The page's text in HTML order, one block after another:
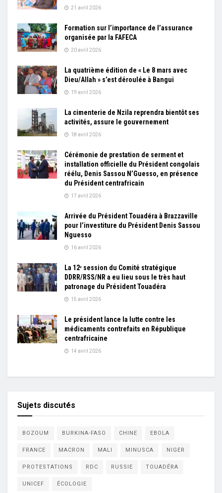
21 avril 2026
Formation sur l’importance de l’assurance
organisée par la FAFECA
20 avril 2026
La quatrième édition de « Le 8 mars avec
Dieu/Allah » s’est déroulée à Bangui
19 avril 2026
La cimenterie de Nzila reprendra bientôt ses
activités, assure le gouvernement
18 avril 2026
Cérémonie de prestation de serment et
installation officielle du Président congolais
réélu, Denis Sassou N’Guesso, en présence
du Président centrafricain
17 avril 2026
Arrivée du Président Touadéra à Brazzaville
pour l’investiture du Président Denis Sassou
Nguesso
16 avril 2026
La 12ᵉ session du Comité stratégique
DDRR/RSS/NR a eu lieu sous le très haut
patronage du Président Touadéra
15 avril 2026
Le président lance la lutte contre les
médicaments contrefaits en République
centrafricaine
14 avril 2026
Sujets discutés
BOZOUM BURKINA-FASO CHINE EBOLA
FRANCE MACRON MALI MINUSCA NIGER
PROTESTATIONS RDC RUSSIE TOUADÉRA
UNICEF ÉCOLOGIE